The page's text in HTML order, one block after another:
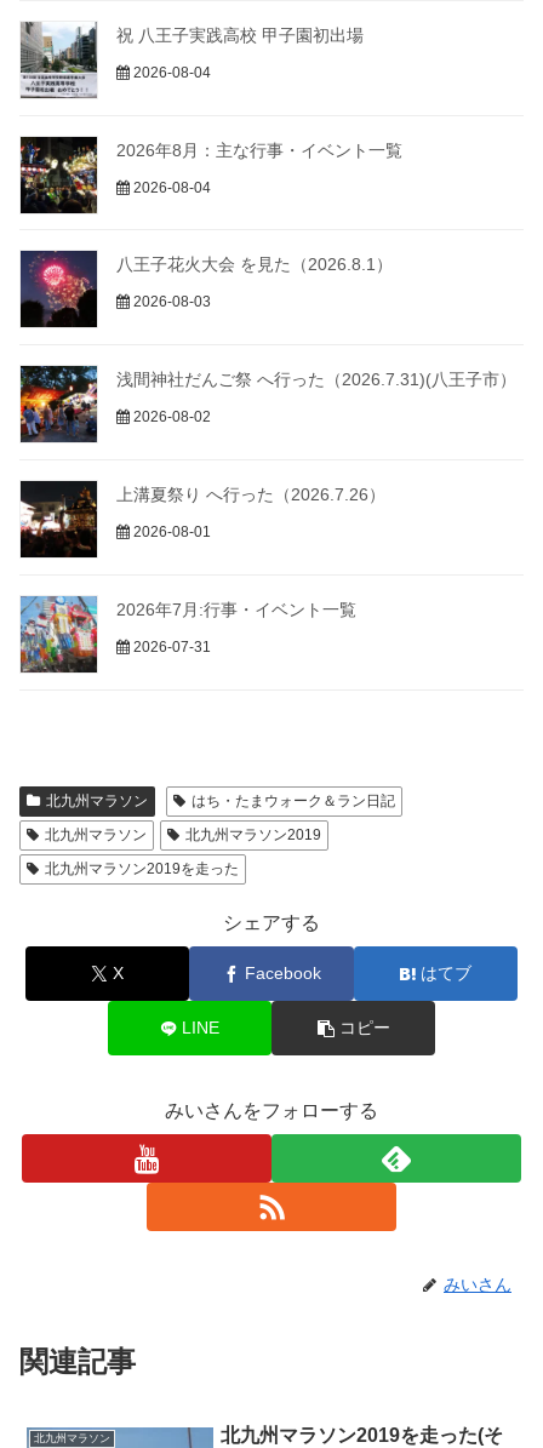
祝 八王子実践高校 甲子園初出場
2026-08-04
2026年8月：主な行事・イベント一覧
2026-08-04
八王子花火大会 を見た（2026.8.1）
2026-08-03
浅間神社だんご祭 へ行った（2026.7.31)(八王子市）
2026-08-02
上溝夏祭り へ行った（2026.7.26）
2026-08-01
2026年7月:行事・イベント一覧
2026-07-31
北九州マラソン
はち・たまウォーク＆ラン日記
北九州マラソン
北九州マラソン2019
北九州マラソン2019を走った
シェアする
X Facebook はてブ
LINE コピー
みいさんをフォローする
みいさん
関連記事
北九州マラソン
北九州マラソン2019を走った(そ